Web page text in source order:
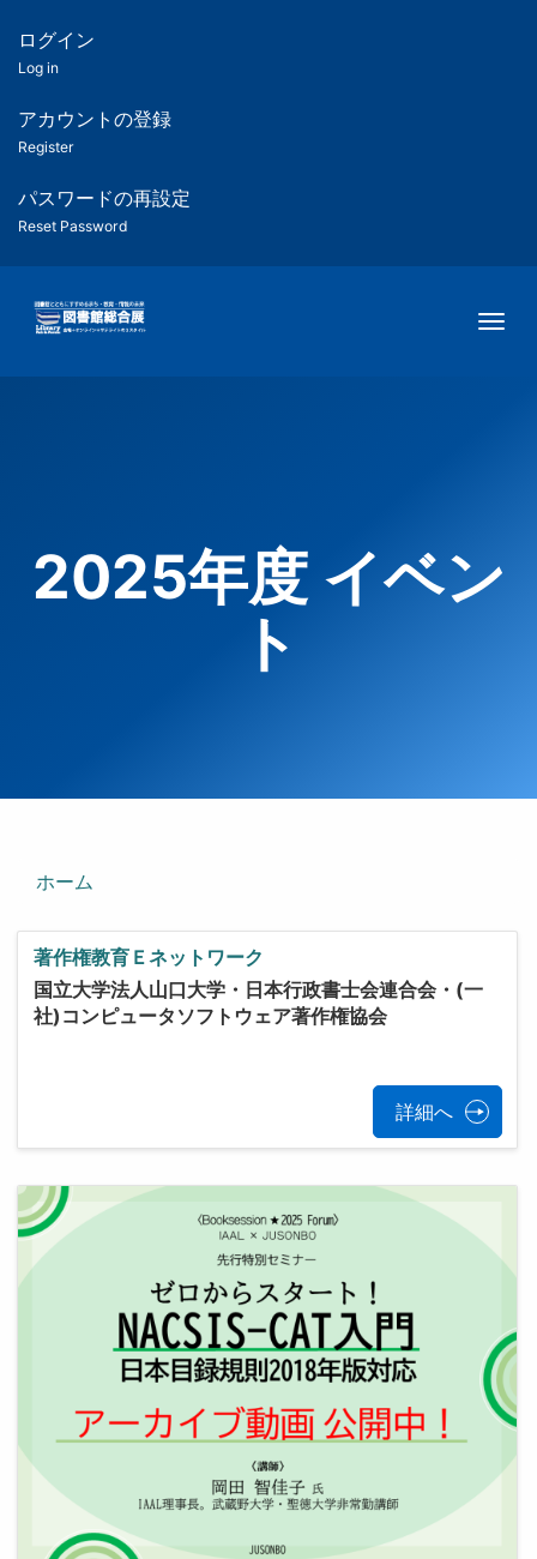
ツ
匿
名
ユ
ー
ー
用
メ
ログイン
Log in
アカウントの登録
Register
パスワードの再設定
Reset Password
2025年度 イベン
ト
ホーム
著作権教育Ｅネットワーク
国立大学法人山口大学・日本行政書士会連合会・(一
社)コンピュータソフトウェア著作権協会
詳細へ